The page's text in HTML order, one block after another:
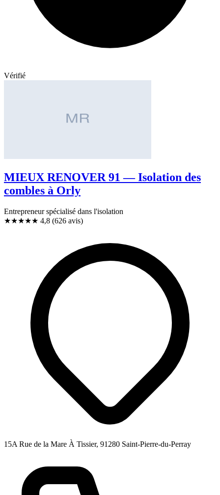
Vérifié
MIEUX RENOVER 91 — Isolation des
combles à Orly
Entrepreneur spécialisé dans l'isolation
★★★★★ 4,8 (626 avis)
15A Rue de la Mare À Tissier, 91280 Saint-Pierre-du-Perray